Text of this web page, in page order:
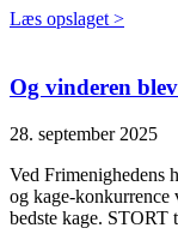
Læs opslaget >
Og vinderen
28. september 2025
Ved Frimenighedens
og kage-konkurrence
bedste kage. STORT